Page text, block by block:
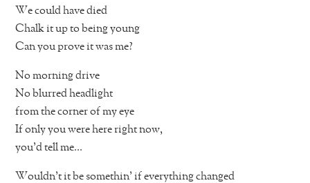
We could have died
Chalk it up to being young
Can you prove it was me?
No morning drive
No blurred headlight
from the corner of my eye
If only you were here right now,
you’d tell me…
Wouldn’t it be somethin’ if everything changed